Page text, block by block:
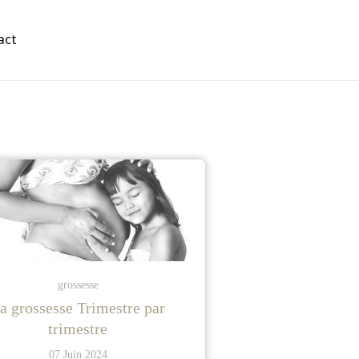
grossesse
grossesse Trimestre par
trimestre
07 Juin 2024